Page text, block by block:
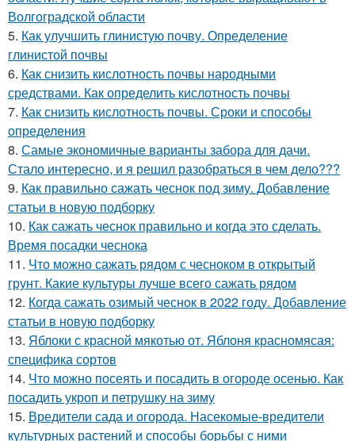
Волгоградской области
5. Как улучшить глинистую почву. Определение
глинистой почвы
6. Как снизить кислотность почвы народными
средствами. Как определить кислотность почвы
7. Как снизить кислотность почвы. Сроки и способы
определения
8. Самые экономичные варианты забора для дачи.
Стало интересно, и я решил разобраться в чем дело???
9. Как правильно сажать чеснок под зиму. Добавление
статьи в новую подборку
10. Как сажать чеснок правильно и когда это сделать.
Время посадки чеснока
11. Что можно сажать рядом с чесноком в открытый
грунт. Какие культуры лучше всего сажать рядом
12. Когда сажать озимый чеснок в 2022 году. Добавление
статьи в новую подборку
13. Яблоки с красной мякотью от. Яблоня красномясая:
специфика сортов
14. Что можно посеять и посадить в огороде осенью. Как
посадить укроп и петрушку на зиму
15. Вредители сада и огорода. Насекомые-вредители
культурных растений и способы борьбы с ними